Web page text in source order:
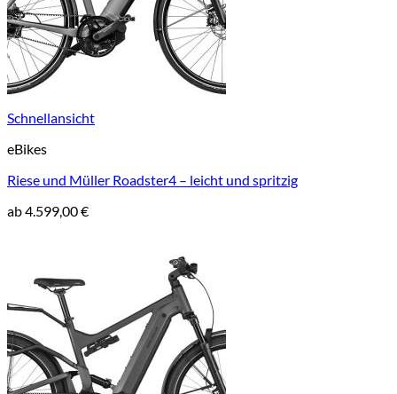
Schnellansicht
eBikes
Riese und Müller Roadster4 – leicht und spritzig
ab4.599,00€